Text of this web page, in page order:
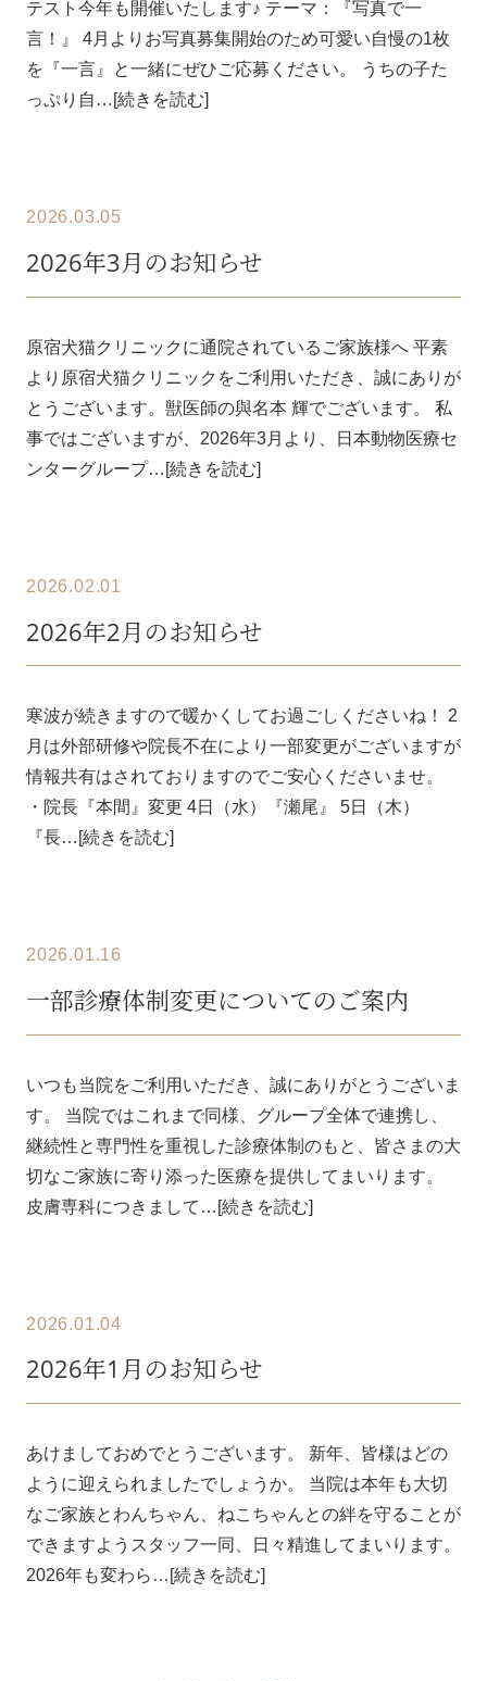
テスト今年も開催いたします♪ テーマ：『写真で一
言！』 4月よりお写真募集開始のため可愛い自慢の1枚
を『一言』と一緒にぜひご応募ください。 うちの子た
っぷり自…[続きを読む]
2026.03.05
2026年3月のお知らせ
原宿犬猫クリニックに通院されているご家族様へ 平素
より原宿犬猫クリニックをご利用いただき、誠にありが
とうございます。獣医師の與名本 輝でございます。 私
事ではございますが、2026年3月より、日本動物医療セ
ンターグループ…[続きを読む]
2026.02.01
2026年2月のお知らせ
寒波が続きますので暖かくしてお過ごしくださいね！ 2
月は外部研修や院長不在により一部変更がございますが
情報共有はされておりますのでご安心くださいませ。
・院長『本間』変更 4日（水）『瀬尾』 5日（木）
『長…[続きを読む]
2026.01.16
一部診療体制変更についてのご案内
いつも当院をご利用いただき、誠にありがとうございま
す。 当院ではこれまで同様、グループ全体で連携し、
継続性と専門性を重視した診療体制のもと、皆さまの大
切なご家族に寄り添った医療を提供してまいります。
皮膚専科につきまして…[続きを読む]
2026.01.04
2026年1月のお知らせ
あけましておめでとうございます。 新年、皆様はどの
ように迎えられましたでしょうか。 当院は本年も大切
なご家族とわんちゃん、ねこちゃんとの絆を守ることが
できますようスタッフ一同、日々精進してまいります。
2026年も変わら…[続きを読む]